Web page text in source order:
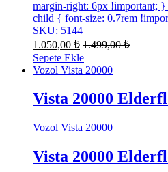
margin-right: 6px !important;
child { font-size: 0.7rem
SKU: 5144
1.050,00 ₺ 1.499,00₺
Sepete Ekle
Vozol Vista 20000
Vista 20000
Vozol Vista 20000
Vista 20000